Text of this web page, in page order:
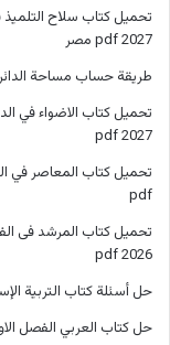
تحميل كتاب سلاح التلميذ
2027 pdf مصر
طريقة حساب مساحة
تحميل كتاب الاضواء في
2027 pdf
pdf
تحميل كتاب المرشد فى
2026 pdf
حل أسئلة كتاب التربية الإسلامية أ غيث 2026
حل كتاب العربي الفصل